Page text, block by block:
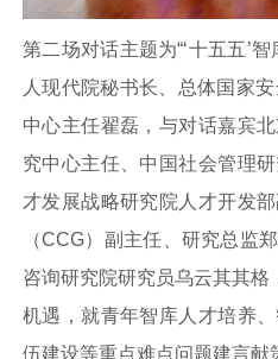
第二场对话主题为“‘十五五’
人现代院秘书长、总体国家
中心主任翟磊，与对话嘉宾
究中心主任、中国社会管理
才发展战略研究院人才开发
（CCG）副主任、研究总监
咨询研究院研究员乌云其其格
机遇，就青年智库人才培养
伍建设等重点难点问题建言献